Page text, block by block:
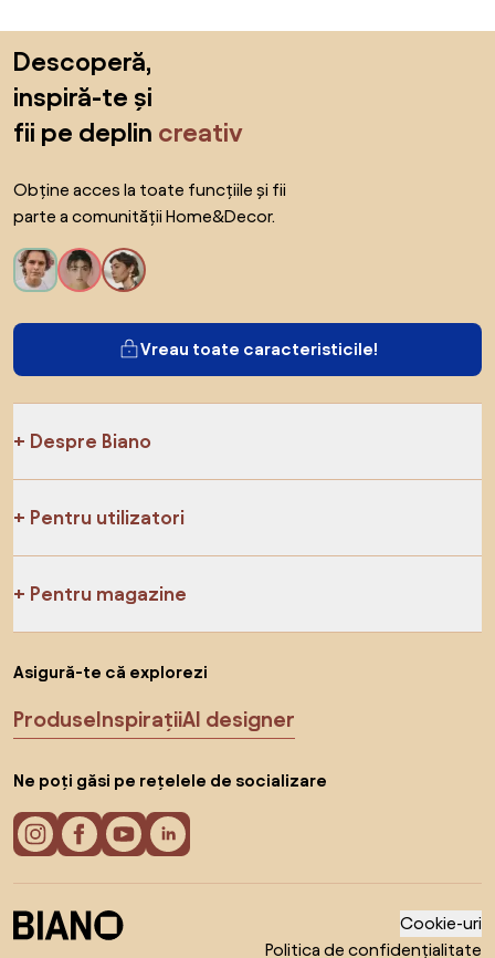
Descoperă,
inspiră-te și
fii pe deplin creativ
Obține acces la toate funcțiile și fii
parte a comunității Home&Decor.
Vreau toate caracteristicile!
Despre Biano
Pentru utilizatori
Pentru magazine
Asigură-te că explorezi
ProduseInspirațiiAI designer
Ne poți găsi pe rețelele de socializare
Cookie-uri
Politica de confidențialitate